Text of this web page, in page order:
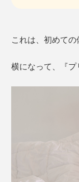
これは、初めての
横になって、『プ